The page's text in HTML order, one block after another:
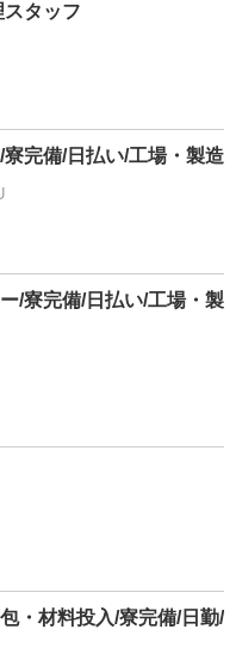
タッフ
完備/日払い/工場・製造
/寮完備/日払い/工場・製
・材料投入/寮完備/日勤/